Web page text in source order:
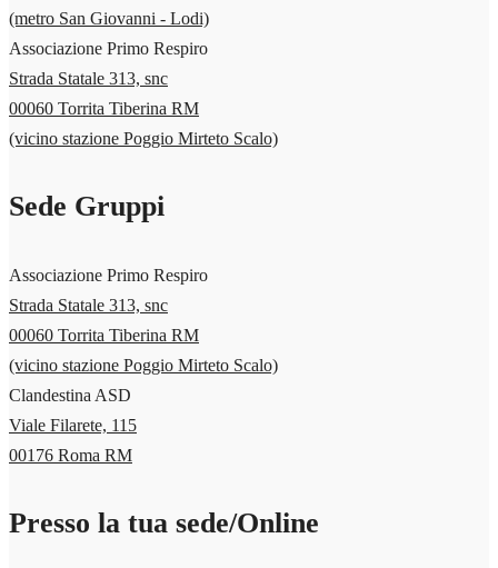
(metro San Giovanni - Lodi)
Associazione Primo Respiro
Strada Statale 313, snc
00060 Torrita Tiberina RM
(vicino stazione Poggio Mirteto Scalo)
Sede Gruppi
Associazione Primo Respiro
Strada Statale 313, snc
00060 Torrita Tiberina RM
(vicino stazione Poggio Mirteto Scalo)
Clandestina ASD
Viale Filarete, 115
00176 Roma RM
Presso la tua sede/Online